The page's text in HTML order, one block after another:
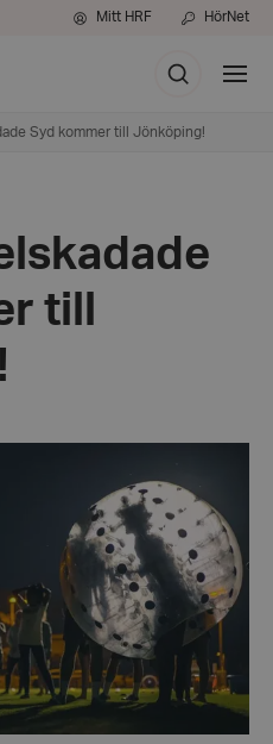
Mitt HRF HörNet
Sök
Visa
meny
Syd kommer till Jönköping!
till